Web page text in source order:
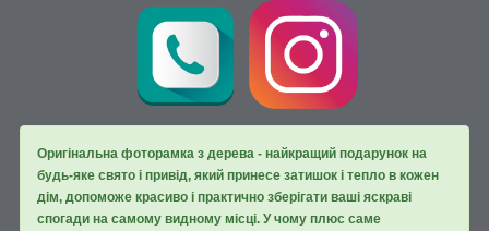
Оригінальна фоторамка з дерева - найкращий подарунок на
будь-яке свято і привід, який принесе затишок і тепло в кожен
дім, допоможе красиво і практично зберігати ваші яскраві
спогади на самому видному місці. У чому плюс саме